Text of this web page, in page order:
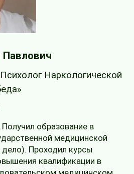
Павлович
Психолог Наркологической
образование в
медицинской
Проходил курсы
квалификации в